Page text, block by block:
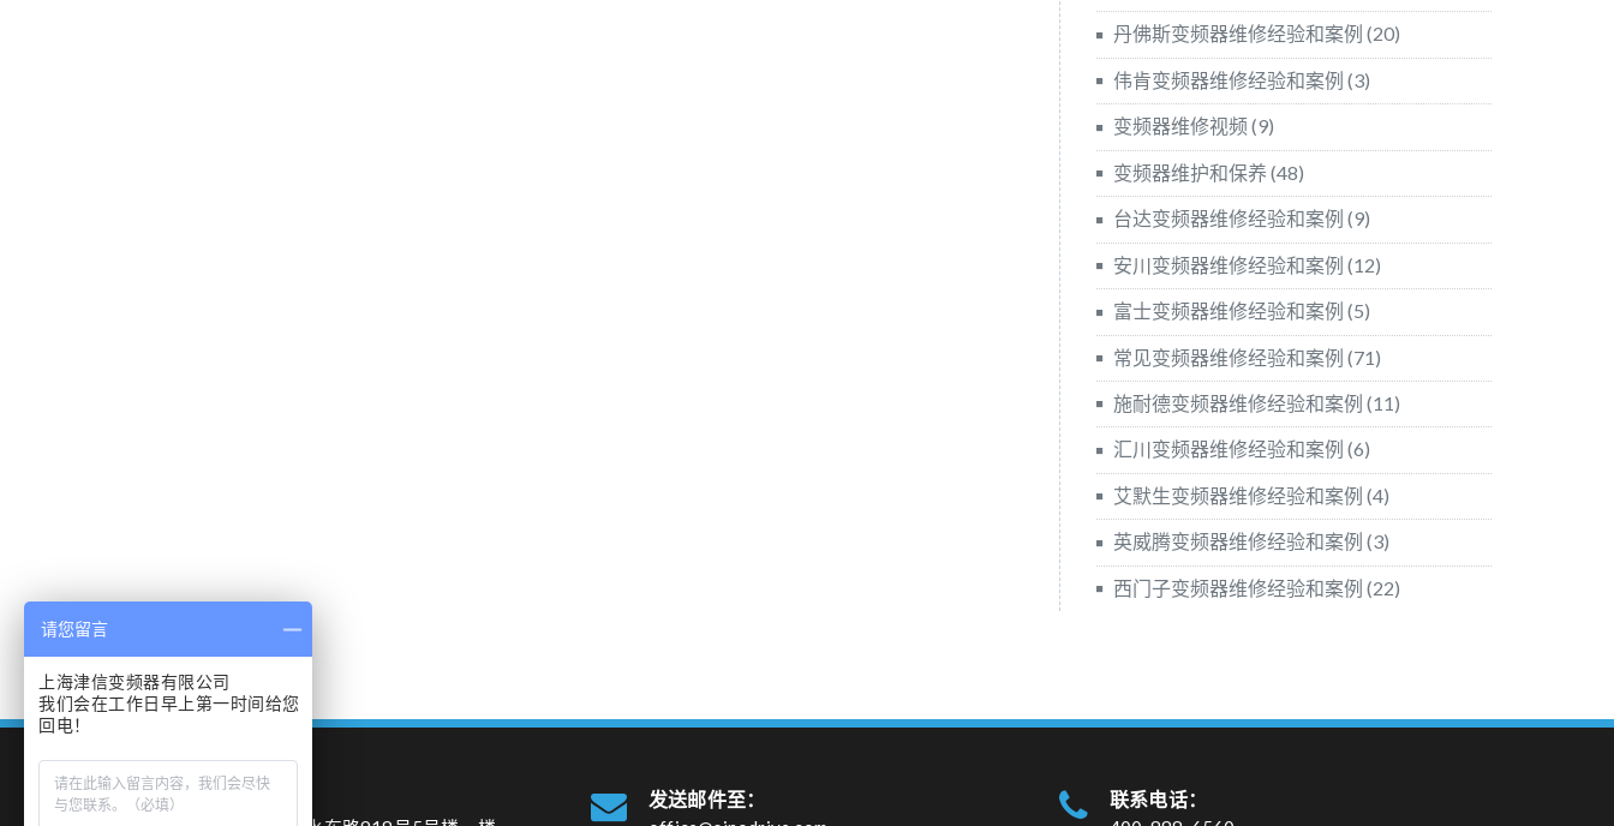
丹佛斯变频器维修经验和案例 (20)
伟肯变频器维修经验和案例 (3)
变频器维修视频(9)
变频器维护和保养 (48)
台达变频器维修经验和案例 (9)
安川变频器维修经验和案例 (12)
富士变频器维修经验和案例 (5)
常见变频器维修经验和案例 (71)
施耐德变频器维修经验和案例 (11)
汇川变频器维修经验和案例 (6)
艾默生变频器维修经验和案例 (4)
英威腾变频器维修经验和案例 (3)
西门子变频器维修经验和案例 (22)
发送邮件至： 联系电话：
请您留言
上海津信变频器有限公司
我们会在工作日早上第一时间给您
回电！